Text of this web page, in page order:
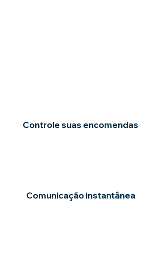
Controle suas encomendas
Comunicação instantânea